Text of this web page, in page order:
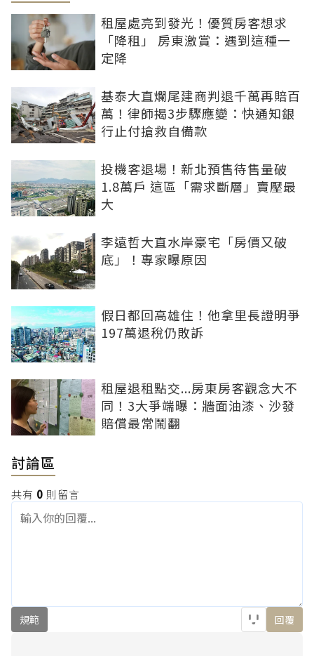
租屋處亮到發光！優質房客想求
「降租」 房東激賞：遇到這種一
定降
基泰大直爛尾建商判退千萬再賠百
萬！律師揭3步驟應變：快通知銀
行止付搶救自備款
投機客退場！新北預售待售量破
1.8萬戶 這區「需求斷層」賣壓最
大
李遠哲大直水岸豪宅「房價又破
底」！專家曝原因
假日都回高雄住！他拿里長證明爭
197萬退稅仍敗訴
租屋退租點交...房東房客觀念大不
同！3大爭端曝：牆面油漆、沙發
賠償最常鬧翻
討論區
共有 0 則留言
規範 回覆